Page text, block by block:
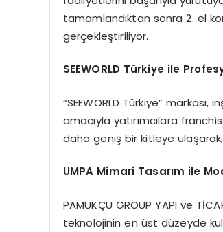
tamamlandıktan sonra 2. el
gerçekleştiriliyor.
SEEWORLD Türkiye ile
“SEEWORLD Türkiye”
amacıyla yatırımcılara
daha geniş bir kitleye ulaşarak,
UMPA Mimari Tasarım ile
PAMUKÇU GROUP YAPI ve
teknolojinin en üst düzeyde